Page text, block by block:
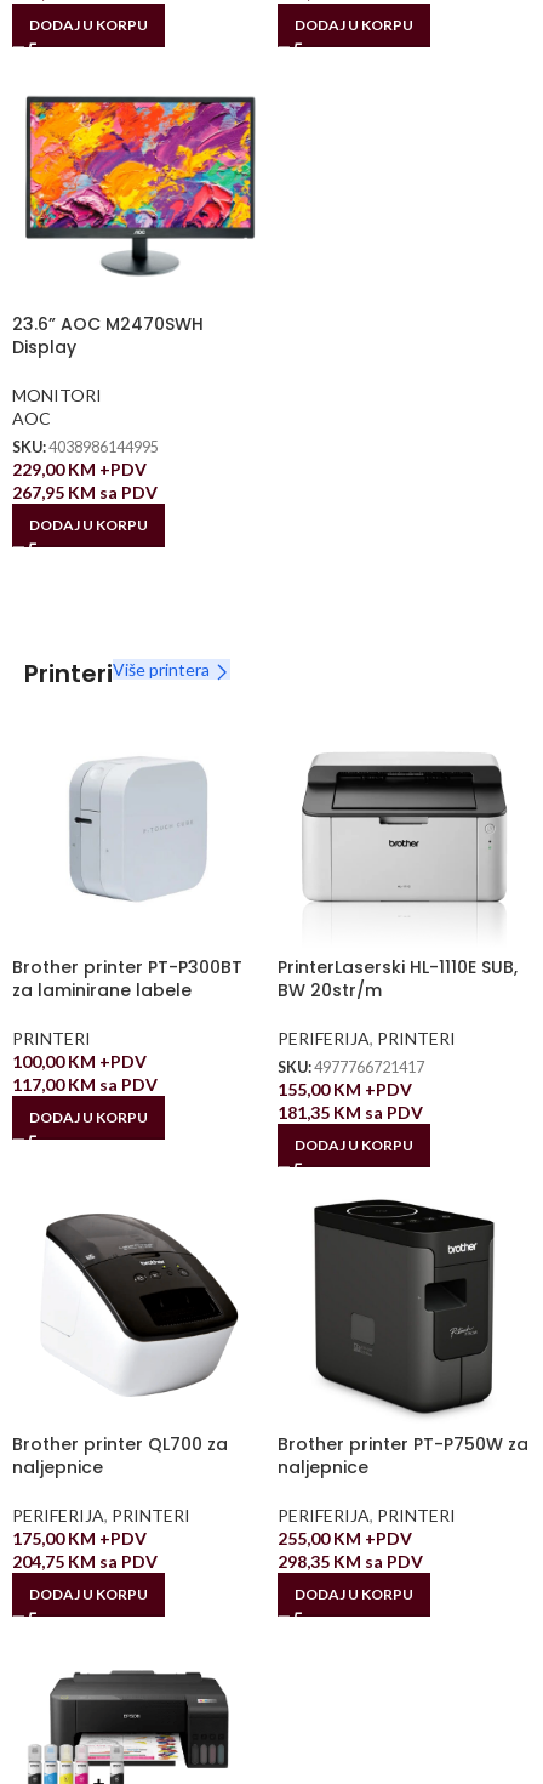
DODAJ U KORPU DODAJ U KORPU
23.6” AOC M2470SWH
Display
MONITORI
AOC
SKU:4038986144995
229,00KM +PDV
267,95 KM sa PDV
DODAJ U KORPU
PrinteriViše printera
Brother printer PT-P300BT
za laminirane labele
PRINTERI
100,00KM +PDV
117,00KM sa PDV
DODAJ U KORPU
PrinterLaserski HL-1110E SUB,
BW 20str/m
PERIFERIJA, PRINTERI
SKU:4977766721417
155,00KM +PDV
181,35 KM sa PDV
DODAJ U KORPU
Brother printer QL700 za
naljepnice
PERIFERIJA, PRINTERI
175,00KM +PDV
204,75 KM sa PDV
DODAJ U KORPU
Brother printer PT-P750W za
naljepnice
PERIFERIJA, PRINTERI
255,00KM +PDV
298,35 KM sa PDV
DODAJ U KORPU